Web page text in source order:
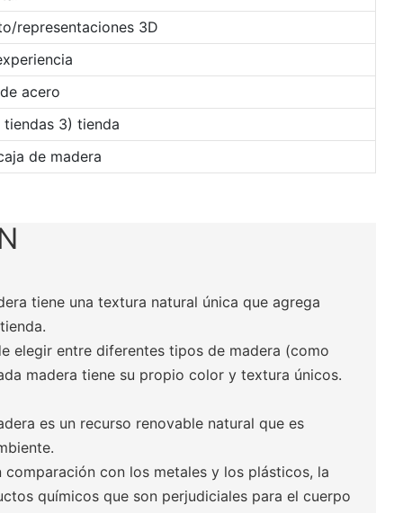
representaciones 3D
acero
3) tienda
de madera
tiene una textura natural única que agrega
elegir entre diferentes tipos de madera (como
madera tiene su propio color y textura únicos.
es un recurso renovable natural que es
con los metales y los plásticos, la
químicos que son perjudiciales para el cuerpo